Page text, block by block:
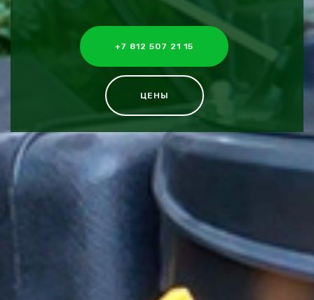
+7 812 507 21 15
ЦЕНЫ